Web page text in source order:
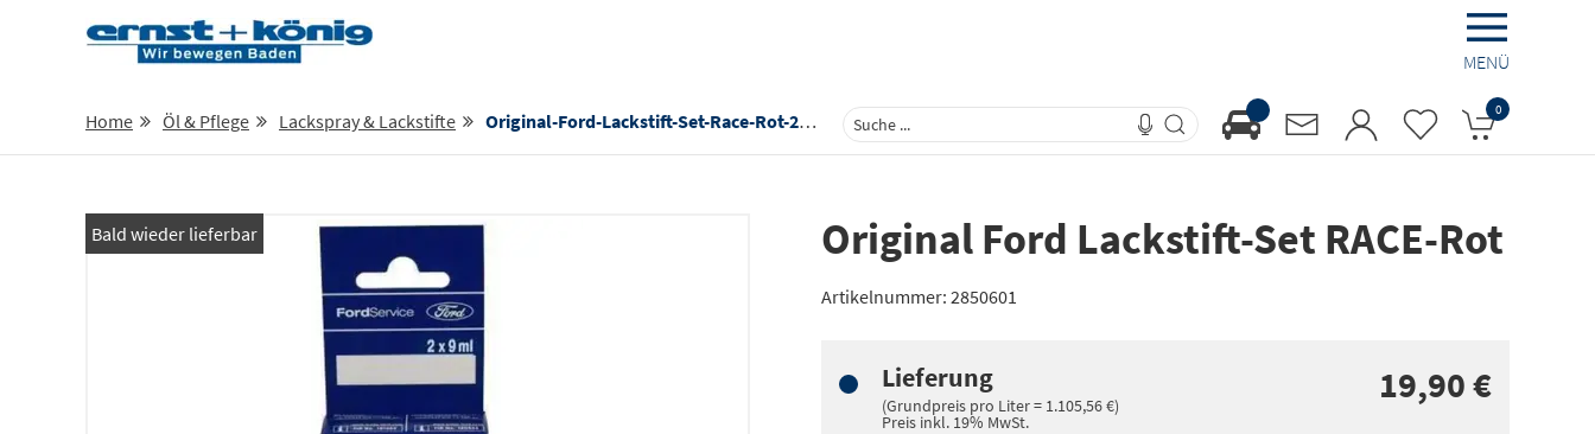
MENÜ
Home Öl & Pflege Lackspray & Lackstifte Original-Ford-Lackstift-Set-Race-Rot-2850601 0
Bald wieder lieferbar Original Ford Lackstift-Set RACE-Rot
Artikelnummer: 2850601
Lieferung
(Grundpreis pro Liter= 1.105,56 €)
Preis inkl. 19% MwSt.
19,90 €